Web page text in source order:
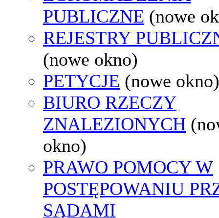
PUBLICZNE (nowe
REJESTRY
(nowe okno)
PETYCJE (nowe okno)
BIURO RZECZY
ZNALEZIONYCH
okno)
PRAWO POMOCY W
POSTĘPOWANIU
SĄDAMI